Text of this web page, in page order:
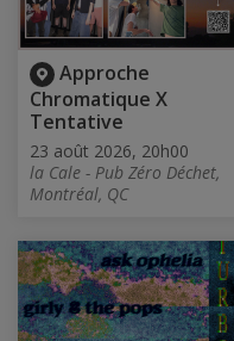
Approche
Chromatique X
Tentative
23 août 2026, 20h00
la Cale - Pub Zéro Déchet,
Montréal, QC